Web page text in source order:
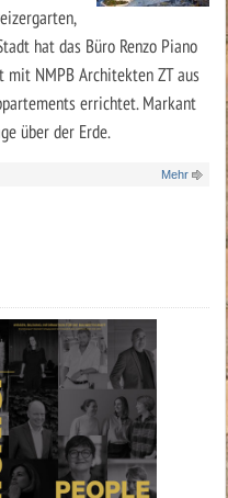
hat das Büro Renzo Piano
mit NMPB Architekten ZT aus
errichtet. Markant
über der Erde.
Mehr